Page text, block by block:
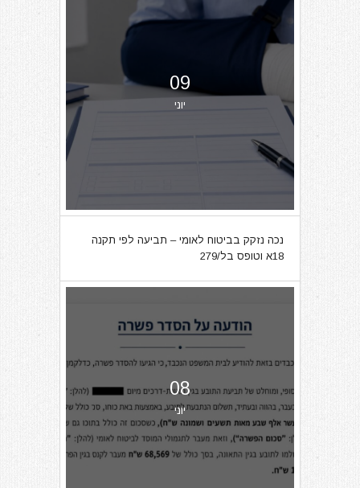
09
יוני
נכה נזקק בביטוח לאומי – תביעה לפי תקנה
18א וטופס בל/279
08
יוני